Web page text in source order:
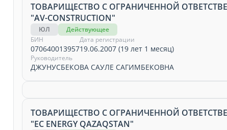
ТОВАРИЩЕСТВО С ОГРАНИЧЕННОЙ
"AV-CONSTRUCTION"
ЮЛ
Действующее
БИН
070640013957
Дата регистрации
19.06.2007 (19 лет 1 месяц)
Руководитель
ДЖУНУСБЕКОВА САУЛЕ САГИМБЕКОВНА
ТОВАРИЩЕСТВО С ОГРАНИЧЕННОЙ
"EC ENERGY QAZAQSTAN"